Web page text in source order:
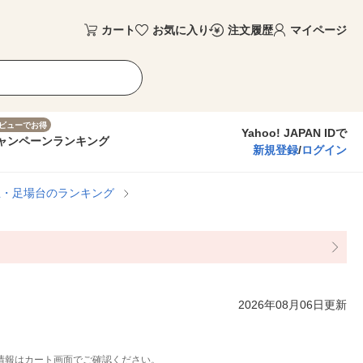
カート お気に入り 注文履歴 マイページ
ューでお得
ンペーンランキング
Yahoo! JAPAN IDで
新規登録/ログイン
足場台のランキング
2026年08月06日更新
はカート画面でご確認ください。